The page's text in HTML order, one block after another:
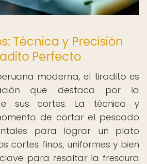
Técnica y Precisión
Perfecto
moderna, el tiradito es
que destaca por la
sus cortes. La técnica y
de cortar el pescado
para lograr un plato
cortes finos, uniformes y bien
para resaltar la frescura